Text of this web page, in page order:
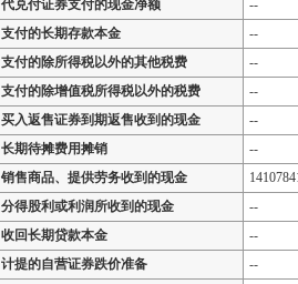
代兑付证券支付的现金净额
--
支付的长期存款本金
--
支付的除所得税以外的其他税费
--
支付的除增值税所得税以外的税费
--
买入返售证券到期返售收到的现金
--
长期待摊费用摊销
--
销售商品、提供劳务收到的现金
分得股利或利润所收到的现金
--
收回长期贷款本金
--
计提的自营证券跌价准备
--